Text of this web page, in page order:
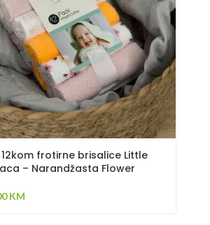
12kom frotirne brisalice Little
– Narandžasta Flower
KM